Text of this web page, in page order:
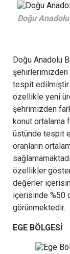
Doğu Anadolu
Doğu Anadolu
şehirlerimizden
tespit
özellikle yeni
şehrimizden
konut ortalama
üstünde tespit
oranların
özellikler
değerler
içerisinde %50
görünmektedir.
EGE BÖLGESİ